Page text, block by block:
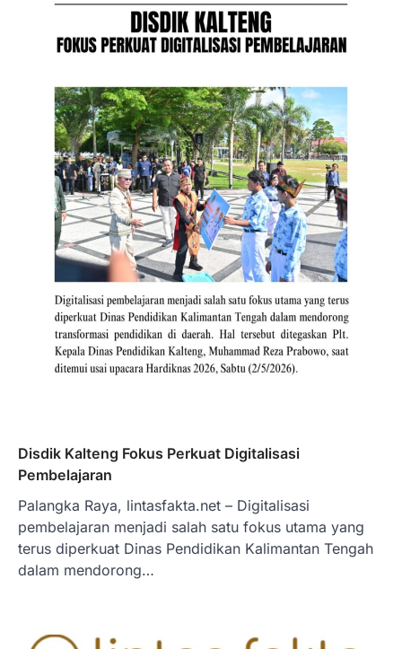
Disdik Kalteng Fokus Perkuat Digitalisasi
Pembelajaran
Palangka Raya, lintasfakta.net – Digitalisasi
pembelajaran menjadi salah satu fokus utama yang
terus diperkuat Dinas Pendidikan Kalimantan Tengah
dalam mendorong…